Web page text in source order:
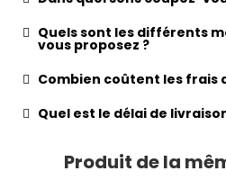
Quels sont les différents
vous proposez ?
Combien coûtent les frais
Quel est le délai de
Produit de la